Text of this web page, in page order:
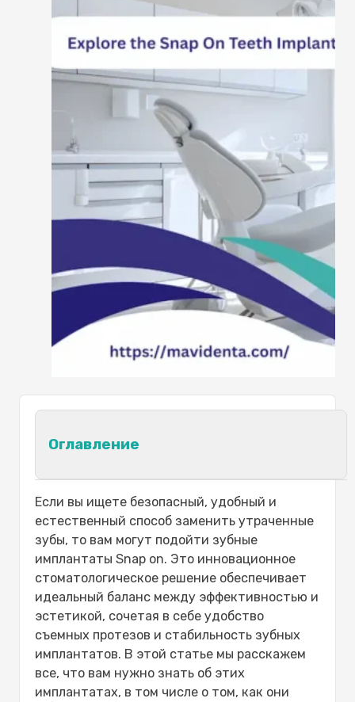
Оглавление
Что такое зубные имплантаты Snap
On и как они работают?
Каковы преимущества установки
зубных имплантатов Snap On?
Как происходит установка зубных
имплантатов Snap On?
Сравнение зубных имплантатов Snap
On с традиционными зубными
протезами:
Особенность
Зубные имплантаты Snap-on
Если вы ищете безопасный, удобный и
естественный способ заменить утраченные
зубы, то вам могут подойти зубные
имплантаты Snap on. Это инновационное
стоматологическое решение обеспечивает
идеальный баланс между эффективностью и
эстетикой, сочетая в себе удобство
съемных протезов и стабильность зубных
имплантатов. В этой статье мы расскажем
все, что вам нужно знать об этих
имплантатах, в том числе о том, как они